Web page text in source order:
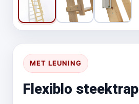
MET LEUNING
Flexiblo steektrap